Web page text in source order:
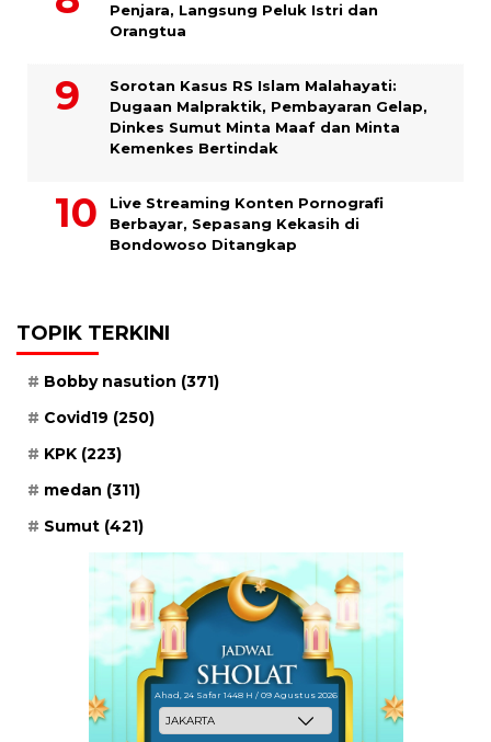
Penjara, Langsung Peluk Istri dan
Orangtua
Sorotan Kasus RS Islam Malahayati:
Dugaan Malpraktik, Pembayaran Gelap,
Dinkes Sumut Minta Maaf dan Minta
Kemenkes Bertindak
Live Streaming Konten Pornografi
Berbayar, Sepasang Kekasih di
Bondowoso Ditangkap
TOPIK TERKINI
Bobby nasution (371)
Covid19 (250)
KPK (223)
medan (311)
Sumut (421)
Ahad, 24 Safar 1448 H / 09 Agustus 2026